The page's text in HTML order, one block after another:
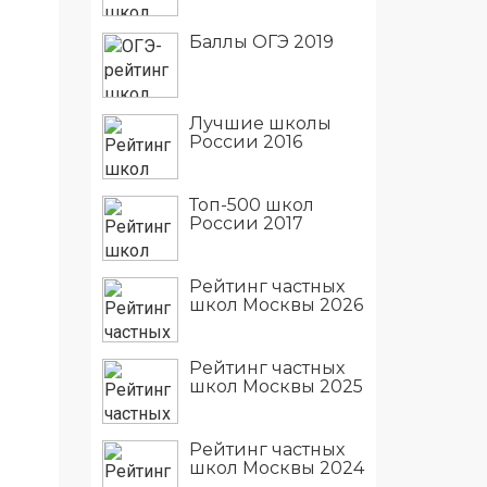
Баллы ОГЭ 2019
Лучшие школы
России 2016
Топ-500 школ
России 2017
Рейтинг частных
школ Москвы 2026
Рейтинг частных
школ Москвы 2025
Рейтинг частных
школ Москвы 2024